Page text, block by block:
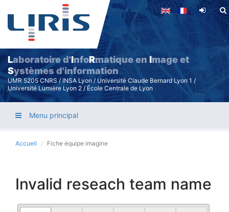
Aller
contenu
principal
Laboratoire d'InfoRmatique enImage et
Systèmes d'information
UMR 5205 CNRS / INSA Lyon / Université Claude Bernard Lyon 1 /
Université Lumière Lyon 2 / École Centrale de Lyon
Menu principal
Accueil Fiche équipe imagine
Invalid reseach team name